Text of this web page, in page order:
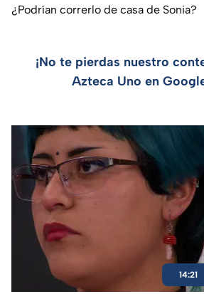
¿Podrían correrlo de casa de Sonia?
¡No te pierdas nuestro
Azteca Uno en
14:21